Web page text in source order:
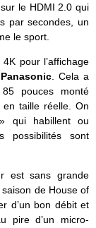
le HDMI 2.0 qui
par secondes, un
le sport.
pour l’affichage
Panasonic. Cela a
pouces monté
taille réelle. On
qui habillent ou
possibilités sont
est sans grande
saison de House of
d’un bon débit et
pire d’un micro-